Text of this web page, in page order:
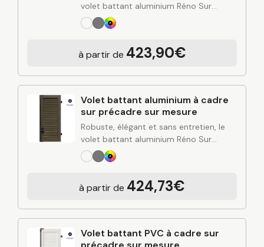
volet battant aluminium Réno Sur
Mesure apporte une solution durable
pour protéger et valoriser votre
rigidité de l’aluminium et finitions…
à partir de 423,90€
Volet battant aluminium à cadre
sur précadre sur mesure
Robuste, élégant et sans entretien, le
volet battant aluminium Réno Sur
Mesure apporte une solution durable
pour protéger et valoriser votre
rigidité de l’aluminium et finitions…
à partir de 424,73€
Volet battant PVC à cadre sur